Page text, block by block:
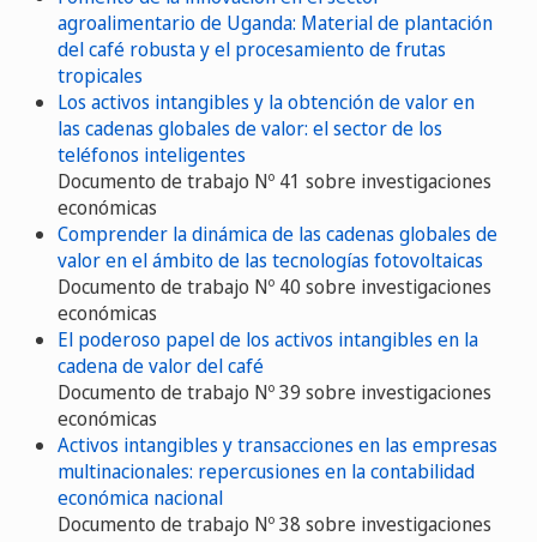
agroalimentario de Uganda: Material de plantación
del café robusta y el procesamiento de frutas
tropicales
Los activos intangibles y la obtención de valor en
las cadenas globales de valor: el sector de los
teléfonos inteligentes
Documento de trabajo Nº 41 sobre investigaciones
económicas
Comprender la dinámica de las cadenas globales de
valor en el ámbito de las tecnologías fotovoltaicas
Documento de trabajo Nº 40 sobre investigaciones
económicas
El poderoso papel de los activos intangibles en la
cadena de valor del café
Documento de trabajo Nº 39 sobre investigaciones
económicas
Activos intangibles y transacciones en las empresas
multinacionales: repercusiones en la contabilidad
económica nacional
Documento de trabajo Nº 38 sobre investigaciones